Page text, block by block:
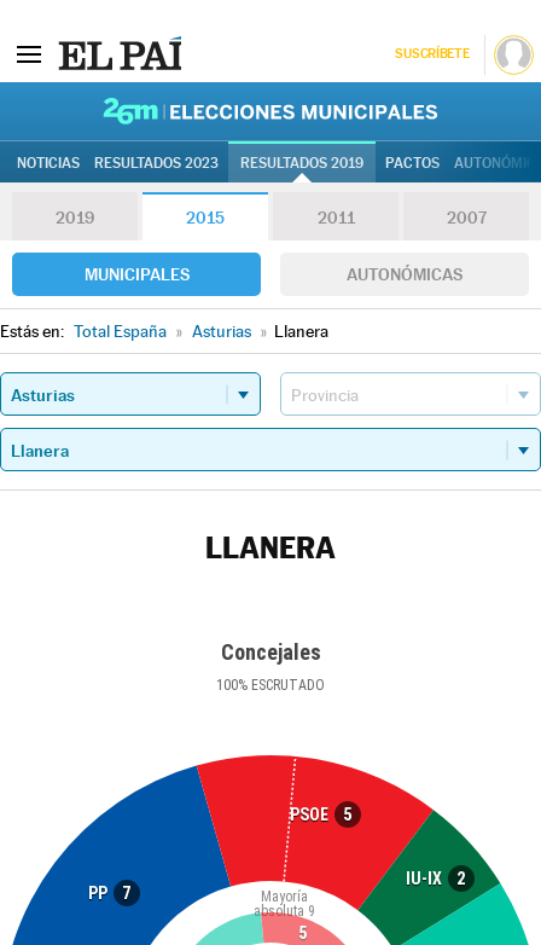
SUSCRÍBETE
NOTICIAS RESULTADOS 2023 RESULTADOS 2019 PACTOS
2019 2015 2011 2007
MUNICIPALES AUTONÓMICAS
Estás en: Total España » Asturias » Llanera
LLANERA
Concejales
100% ESCRUTADO
PP 7
PSOE 5
IU-IX 2
Mayoría
absoluta 9
5